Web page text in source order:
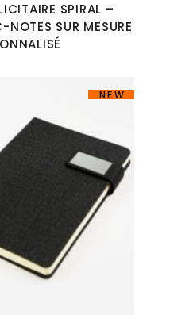
SPIRAL –
SUR MESURE
NEW